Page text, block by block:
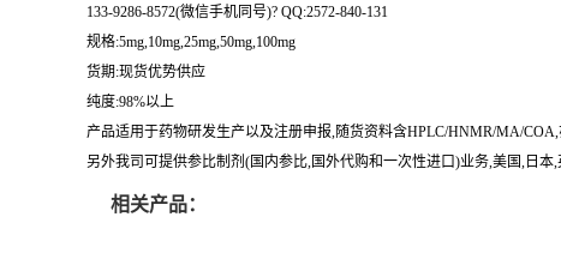
133-9286-8572(微信手机同号)? QQ:2572-840-131
规格:5mg,10mg,25mg,50mg,100mg
货期:现货优势供应
纯度:98%以上
产品适用于药物研发生产以及注册申报,随货资料含HPLC/HNMR/MA/
另外我司可提供参比制剂(国内参比,国外代购和一次性进口)业务,美国,日
相关产品：